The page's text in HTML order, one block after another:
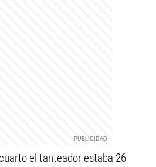
el tanteador estaba 26